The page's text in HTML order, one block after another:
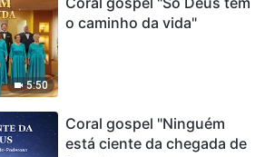
5:50
o caminho da vida"
Coral gospel "Ninguém
está ciente da chegada de